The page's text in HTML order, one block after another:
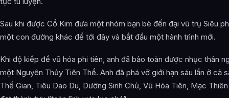
Sau khi được Cổ Kim đưa một nhóm bạn bè đến đại vũ trụ Siêu
một con đường khác để tới đây và bắt đầu một hành trình mới.
Khi độ kiếp để vũ hóa phi tiên, anh đã bảo toàn được nhục thân
một Nguyên Thủy Tiên Thể. Anh đã phá vỡ giới hạn sáu lần ở cả
Thế Gian, Tiêu Dao Du, Dưỡng Sinh Chủ, Vũ Hóa Tiên, Mạc